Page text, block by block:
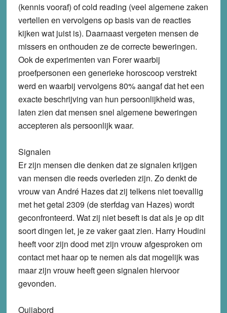
(kennis vooraf) of cold reading (veel algemene zaken
vertellen en vervolgens op basis van de reacties
kijken wat juist is). Daarnaast vergeten mensen de
missers en onthouden ze de correcte beweringen.
Ook de experimenten van Forer waarbij
proefpersonen een generieke horoscoop verstrekt
werd en waarbij vervolgens 80% aangaf dat het een
exacte beschrijving van hun persoonlijkheid was,
laten zien dat mensen snel algemene beweringen
accepteren als persoonlijk waar.
Signalen
Er zijn mensen die denken dat ze signalen krijgen
van mensen die reeds overleden zijn. Zo denkt de
vrouw van André Hazes dat zij telkens niet toevallig
met het getal 2309 (de sterfdag van Hazes) wordt
geconfronteerd. Wat zij niet beseft is dat als je op dit
soort dingen let, je ze vaker gaat zien. Harry Houdini
heeft voor zijn dood met zijn vrouw afgesproken om
contact met haar op te nemen als dat mogelijk was
maar zijn vrouw heeft geen signalen hiervoor
gevonden.
Ouijabord